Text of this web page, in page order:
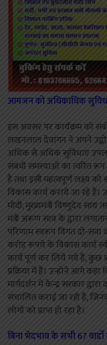
आमजन को अधिकाधिक
इस अवसर पर कार्यक्रम को
लखनलाल देवांगन ने अपने
अधिक से अधिक सुविधाएं
संबंधी समस्याओं का त्वरित रूप
है तथा इसी महत्वपूर्ण लक्ष्य
विकास कार्य कराये जा रहे हैं।
मोदी, मुख्यमंत्री विष्णुदेव साय
मंत्री अरूण साव के द्वारा
परिणाम स्वरूप विगत दो-सवा
करोड़ रूपये के विकास कार्य
कार्य पूर्ण कर लिये गये हैं, कुछ
प्रक्रिया में हैं। उन्होने आगे कहा
मार्गदर्शन में केन्द्र सरकार
संचालित कराई जा रही है,
लोगों को प्राप्त हो रहा है।
बिना भेदभाव के सभी 67